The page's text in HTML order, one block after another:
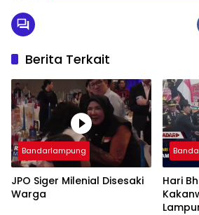
Berita Terkait
Bandarlampung
JPO Siger Milenial Disesaki
Warga
Hari